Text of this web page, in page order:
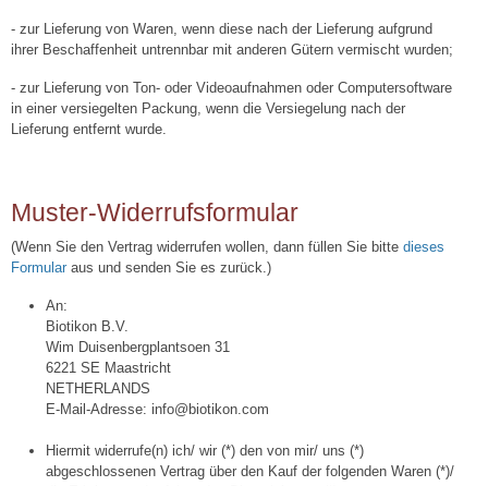
- zur Lieferung von Waren, wenn diese nach der Lieferung aufgrund
ihrer Beschaffenheit untrennbar mit anderen Gütern vermischt wurden;
- zur Lieferung von Ton- oder Videoaufnahmen oder Computersoftware
in einer versiegelten Packung, wenn die Versiegelung nach der
Lieferung entfernt wurde.
Muster-Widerrufsformular
(Wenn Sie den Vertrag widerrufen wollen, dann füllen Sie bitte dieses
Formularaus und senden Sie es zurück.)
An:
Biotikon B.V.
Wim Duisenbergplantsoen 31
6221 SE Maastricht
NETHERLANDS
E-Mail-Adresse: info@biotikon.com
Hiermit widerrufe(n) ich/ wir (*) den von mir/ uns (*)
abgeschlossenen Vertrag über den Kauf der folgenden Waren (*)/